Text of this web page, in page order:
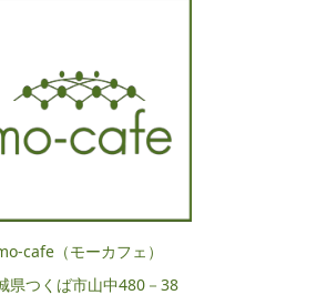
cafe（モーカフェ）
県つくば市山中480－38